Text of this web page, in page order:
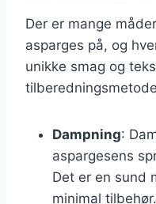
Der er mange
asparges på, og
unikke smag og
Dampning:
aspargesens
Det er en sund
minimal tilbehør.